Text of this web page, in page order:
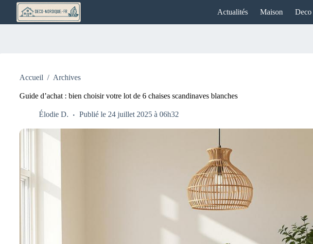
Passer
contenu
Actualités Maison Deco
Accueil / Archives
Guide d’achat : bien choisir votre lot de 6 chaises scandinaves blanches
Élodie D. Publié le 24 juillet 2025 à 06h32